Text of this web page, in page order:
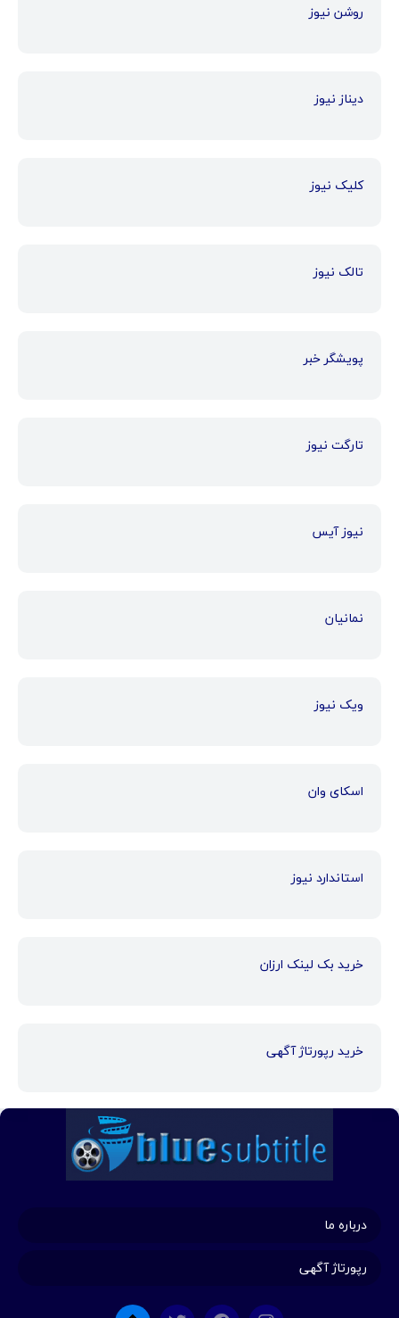
روشن نیوز
دیناز نیوز
کلیک نیوز
تالک نیوز
پویشگر خبر
تارگت نیوز
نیوز آیس
نمانیان
ویک نیوز
اسکای وان
استاندارد نیوز
خرید بک لینک ارزان
خرید رپورتاژ آگهی
درباره ما
رپورتاژ آگهی